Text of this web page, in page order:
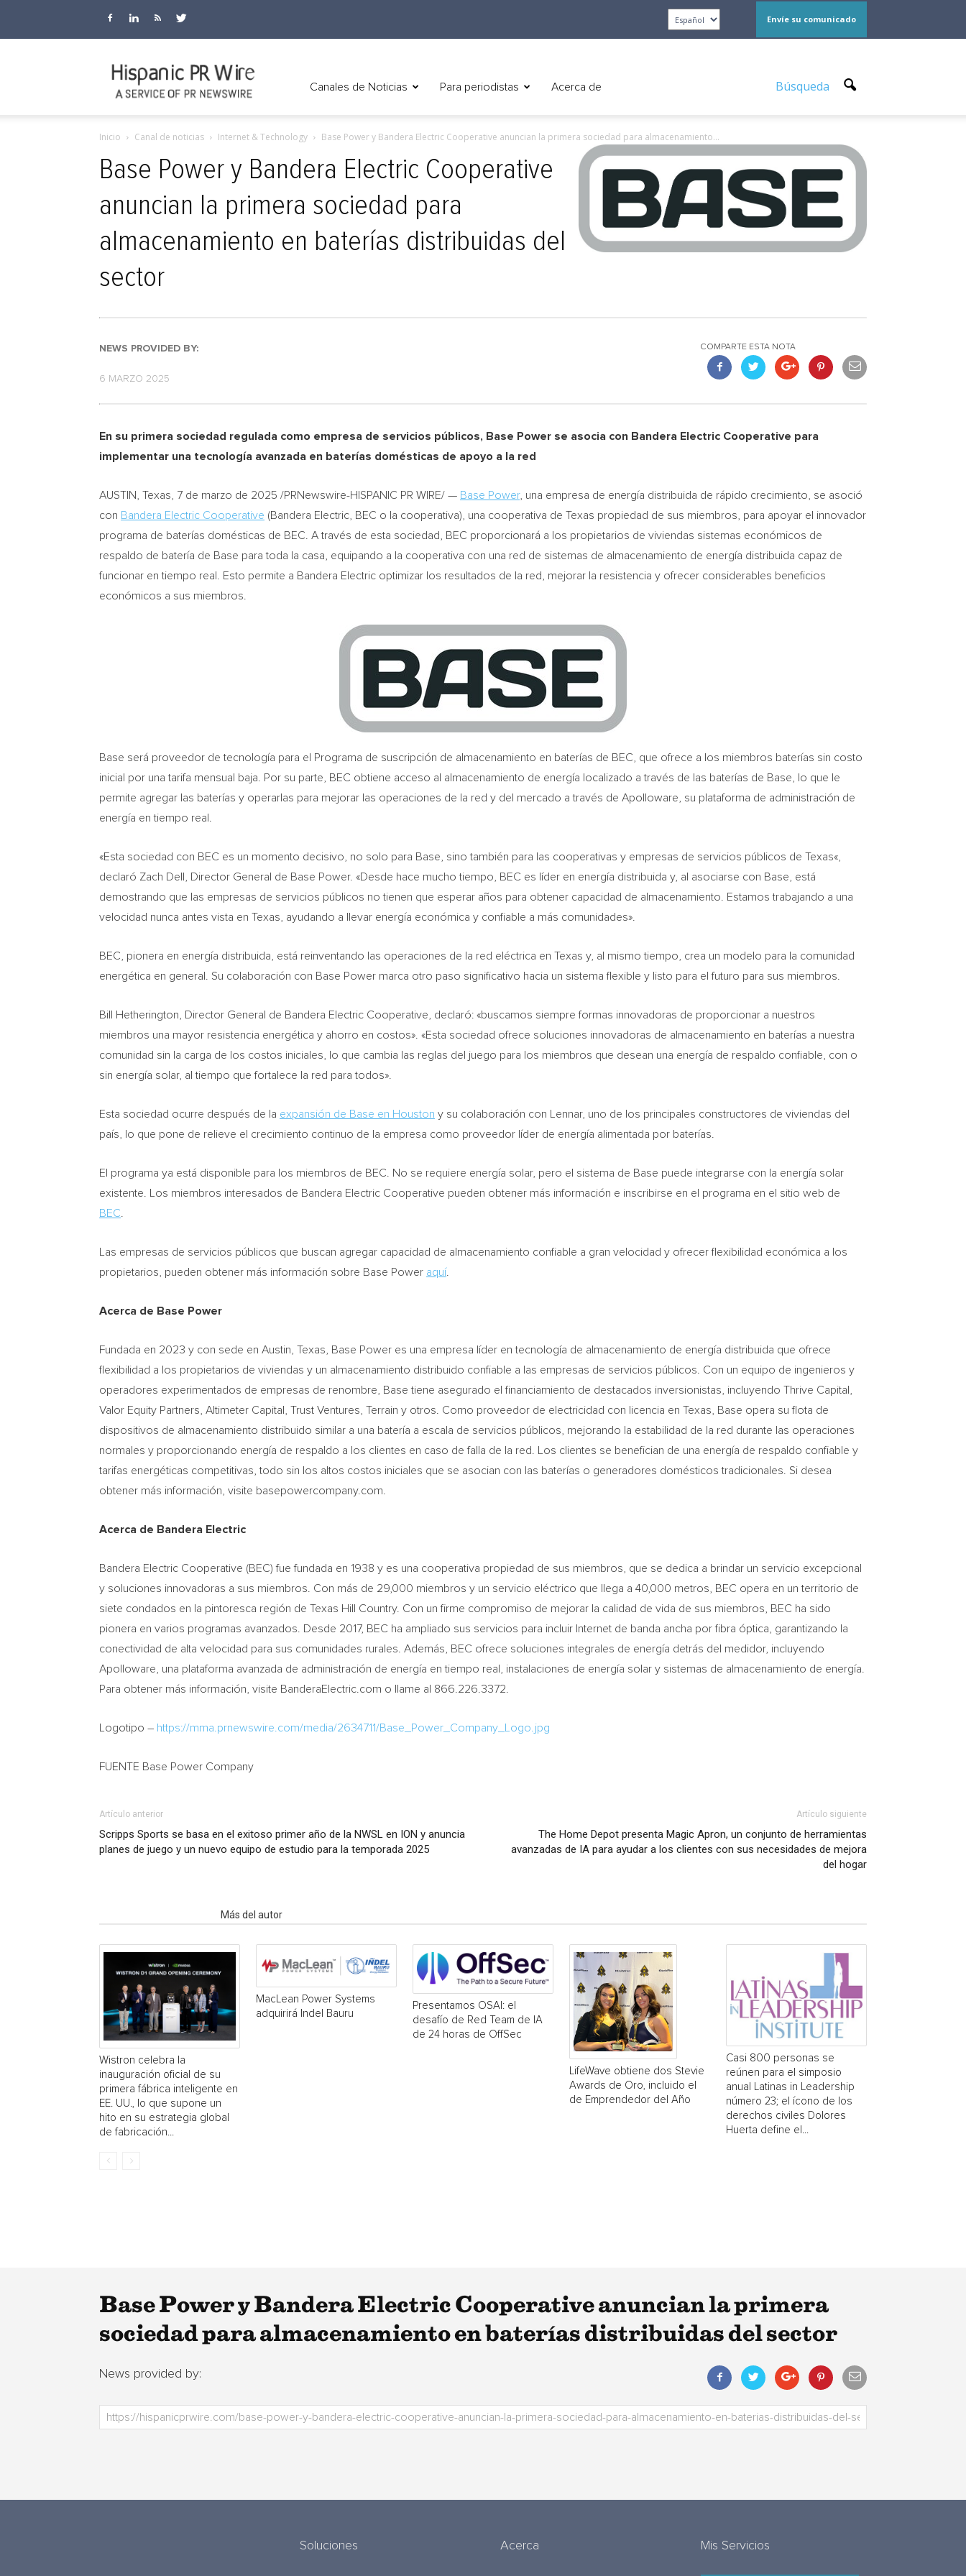
Envíe su comunicado
Canales de Noticias Para periodistas Acerca de Búsqueda
Inicio Canal de noticias Internet & Technology Base Power y Bandera Electric Cooperative anuncian la primera sociedad para almacenamiento...
Base Power y Bandera Electric Cooperative
anuncian la primera sociedad para
almacenamiento en baterías distribuidas del
sector
NEWS PROVIDED BY:
6 MARZO 2025
COMPARTE ESTA NOTA
En su primera sociedad regulada como empresa de servicios públicos, Base Power se asocia con Bandera Electric Cooperative para
implementar una tecnología avanzada en baterías domésticas de apoyo a la red
AUSTIN, Texas 7 de marzo de 2025 /PRNewswire-HISPANIC PR WIRE/ — Base Power, una empresa de energía distribuida de rápido crecimiento, se asoció
con Bandera Electric Cooperative (Bandera Electric, BEC o la cooperativa), una cooperativa de Texas propiedad de sus miembros, para apoyar el innovador
programa de baterías domésticas de BEC. A través de esta sociedad, BEC proporcionará a los propietarios de viviendas sistemas económicos de
respaldo de batería de Base para toda la casa, equipando a la cooperativa con una red de sistemas de almacenamiento de energía distribuida capaz de
funcionar en tiempo real. Esto permite a Bandera Electric optimizar los resultados de la red, mejorar la resistencia y ofrecer considerables beneficios
económicos a sus miembros.
Base será proveedor de tecnología para el Programa de suscripción de almacenamiento en baterías de BEC, que ofrece a los miembros baterías sin costo
inicial por una tarifa mensual baja. Por su parte, BEC obtiene acceso al almacenamiento de energía localizado a través de las baterías de Base, lo que le
permite agregar las baterías y operarlas para mejorar las operaciones de la red y del mercado a través de Apolloware, su plataforma de administración de
energía en tiempo real.
«Esta sociedad con BEC es un momento decisivo, no solo para Base, sino también para las cooperativas y empresas de servicios públicos de Texas«,
declaró Zach Dell
, Director General de Base Power. «Desde hace mucho tiempo, BEC es líder en energía distribuida y, al asociarse con Base, está
demostrando que las empresas de servicios públicos no tienen que esperar años para obtener capacidad de almacenamiento. Estamos trabajando a una
velocidad nunca antes vista en Texas , ayudando a llevar energía económica y confiable a más comunidades».
BEC, pionera en energía distribuida, está reinventando las operaciones de la red eléctrica en Texas y, al mismo tiempo, crea un modelo para la comunidad
energética en general. Su colaboración con Base Power marca otro paso significativo hacia un sistema flexible y listo para el futuro para sus miembros.
Bill Hetherington , Director General de Bandera Electric Cooperative, declaró: «buscamos siempre formas innovadoras de proporcionar a nuestros
miembros una mayor resistencia energética y ahorro en costos». «Esta sociedad ofrece soluciones innovadoras de almacenamiento en baterías a nuestra
comunidad sin la carga de los costos iniciales, lo que cambia las reglas del juego para los miembros que desean una energía de respaldo confiable, con o
sin energía solar, al tiempo que fortalece la red para todos».
Esta sociedad ocurre después de la expansión de Base en Houston y su colaboración con Lennar, uno de los principales constructores de viviendas del
país, lo que pone de relieve el crecimiento continuo de la empresa como proveedor líder de energía alimentada por baterías.
El programa ya está disponible para los miembros de BEC. No se requiere energía solar, pero el sistema de Base puede integrarse con la energía solar
existente. Los miembros interesados de Bandera Electric Cooperative pueden obtener más información e inscribirse en el programa en el sitio web de
BEC
Las empresas de servicios públicos que buscan agregar capacidad de almacenamiento confiable a gran velocidad y ofrecer flexibilidad económica a los
propietarios, pueden obtener más información sobre Base Power aquí
Acerca de Base Power
Fundada en 2023 y con sede en Austin, Texas , Base Power es una empresa líder en tecnología de almacenamiento de energía distribuida que ofrece
flexibilidad a los propietarios de viviendas y un almacenamiento distribuido confiable a las empresas de servicios públicos. Con un equipo de ingenieros y
operadores experimentados de empresas de renombre, Base tiene asegurado el financiamiento de destacados inversionistas, incluyendo Thrive Capital,
Valor Equity Partners, Altimeter Capital, Trust Ventures, Terrain y otros. Como proveedor de electricidad con licencia en Texas , Base opera su flota de
dispositivos de almacenamiento distribuido similar a una batería a escala de servicios públicos, mejorando la estabilidad de la red durante las operaciones
normales y proporcionando energía de respaldo a los clientes en caso de falla de la red. Los clientes se benefician de una energía de respaldo confiable y
tarifas energéticas competitivas, todo sin los altos costos iniciales que se asocian con las baterías o generadores domésticos tradicionales. Si desea
obtener más información, visite basepowercompany.com.
Acerca de Bandera Electric
Bandera Electric Cooperative (BEC) fue fundada en 1938 y es una cooperativa propiedad de sus miembros, que se dedica a brindar un servicio excepcional
y soluciones innovadoras a sus miembros. Con más de 29,000 miembros y un servicio eléctrico que llega a 40,000 metros, BEC opera en un territorio de
siete condados en la pintoresca región de Texas Hill Country. Con un firme compromiso de mejorar la calidad de vida de sus miembros, BEC ha sido
pionera en varios programas avanzados. Desde 2017, BEC ha ampliado sus servicios para incluir Internet de banda ancha por fibra óptica, garantizando la
conectividad de alta velocidad para sus comunidades rurales. Además, BEC ofrece soluciones integrales de energía detrás del medidor, incluyendo
Apolloware, una plataforma avanzada de administración de energía en tiempo real, instalaciones de energía solar y sistemas de almacenamiento de energía.
Para obtener más información, visite BanderaElectric.com o llame al 866.226.3372.
Logotipo – https://mma.prnewswire.com/media/2634711/Base_Power_Company_Logo.jpg
FUENTE Base Power Company
Artículo anterior
Scripps Sports se basa en el exitoso primer año de la NWSL en ION y anuncia
planes de juego y un nuevo equipo de estudio para la temporada 2025
Artículo siguiente
The Home Depot presenta Magic Apron, un conjunto de herramientas
avanzadas de IA para ayudar a los clientes con sus necesidades de mejora
del hogar
Más del autor
Wistron celebra la
inauguración oficial de su
primera fábrica inteligente en
EE. UU., lo que supone un
hito en su estrategia global
de fabricación...
MacLean Power Systems
adquirirá Indel Bauru
Presentamos OSAI: el
desafío de Red Team de IA
de 24 horas de OffSec
LifeWave obtiene dos Stevie
Awards de Oro, incluido el
de Emprendedor del Año
Casi 800 personas se
reúnen para el simposio
anual Latinas in Leadership
número 23; el ícono de los
derechos civiles Dolores
Huerta define el...
Base Power y Bandera Electric Cooperative anuncian la primera
sociedad para almacenamiento en baterías distribuidas del sector
News provided by:
Soluciones Acerca Mis Servicios